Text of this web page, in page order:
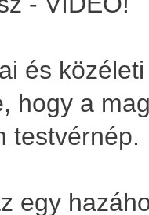
és
hogy a
testvérnép.
egy